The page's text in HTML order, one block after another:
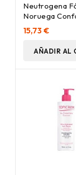
Neutrogena
Noruega
Bálsamo
Profunda Cara
Cuerpo, 300 Ml
15,73 €
AÑADIR AL